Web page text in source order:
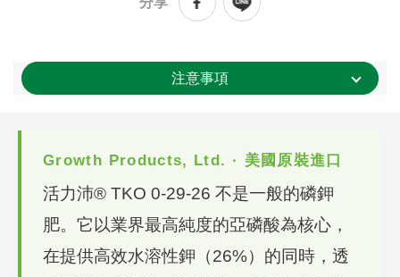
注意事項
Growth Products, Ltd. · 美國原裝進口
活力沛® TKO 0-29-26 不是一般的磷鉀
肥。它以業界最高純度的亞磷酸為核心，
在提供高效水溶性鉀（26%）的同時，透